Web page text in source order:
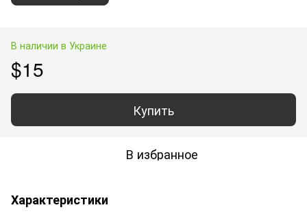
В наличии в Украине
$15
Купить
В избранное
Характеристики